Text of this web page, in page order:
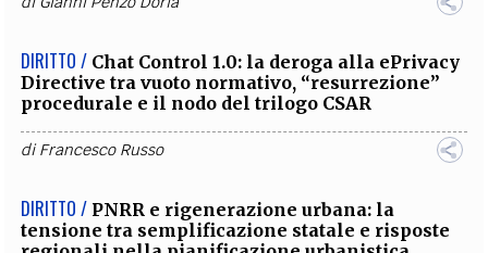
DIRITTO / Chat Control 1.0: la deroga alla ePrivacy
Directive tra vuoto normativo, “resurrezione”
procedurale e il nodo del trilogo CSAR
diFrancesco Russo
DIRITTO / PNRR e rigenerazione urbana: la
tensione tra semplificazione statale e risposte